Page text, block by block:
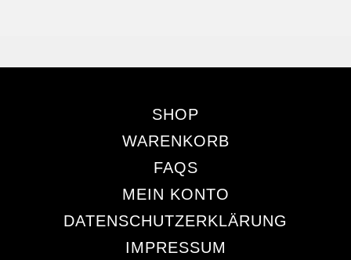
SHOP
WARENKORB
FAQS
MEIN KONTO
DATENSCHUTZERKLÄRUNG
IMPRESSUM